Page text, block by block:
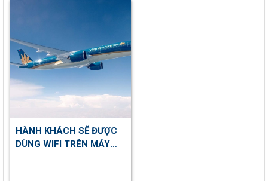
HÀNH KHÁCH SẼ ĐƯỢC
DÙNG WIFI TRÊN MÁY